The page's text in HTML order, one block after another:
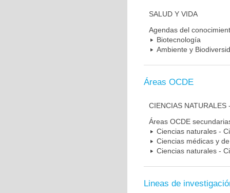
SALUD Y VIDA
Agendas del
Biotecnología
Ambiente y
Áreas OCDE
CIENCIAS
Áreas OCDE
Ciencias naturales -
Ciencias médicas y
Ciencias naturales -
Lineas de